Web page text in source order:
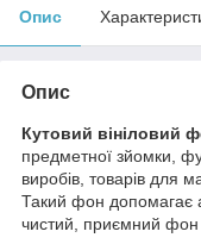
Опис
Опис
Кутовий вініловий
предметної зйомки,
виробів, товарів для
Такий фон допомагає
чистий, приємний фон